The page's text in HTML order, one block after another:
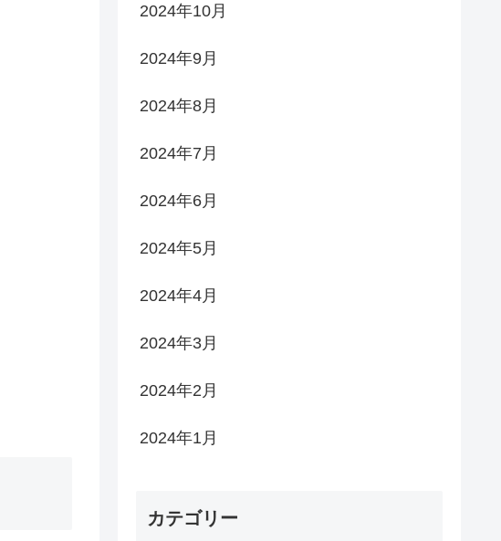
2024年10月
2024年9月
2024年8月
2024年7月
2024年6月
2024年5月
2024年4月
2024年3月
2024年2月
2024年1月
カテゴリー